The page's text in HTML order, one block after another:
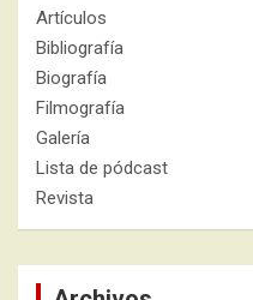
Artículos
Bibliografía
Biografía
Filmografía
Galería
Lista de pódcast
Revista